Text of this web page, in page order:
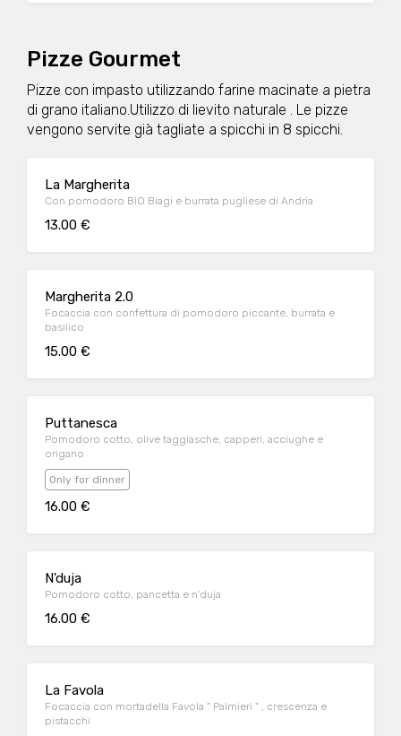
Pizze Gourmet
Pizze con impasto utilizzando farine macinate a pietra
di grano italiano.Utilizzo di lievito naturale . Le pizze
vengono servite già tagliate a spicchi in 8 spicchi.
La Margherita
Con pomodoro BIO Biagi e burrata pugliese di Andria
13.00 €
Margherita 2.0
Focaccia con confettura di pomodoro piccante, burrata e
basilico
15.00 €
Puttanesca
Pomodoro cotto, olive taggiasche, capperi, acciughe e
origano
Only for dinner
16.00 €
N'duja
Pomodoro cotto, pancetta e n'duja
16.00 €
La Favola
Focaccia con mortadella Favola " Palmieri " , crescenza e
pistacchi